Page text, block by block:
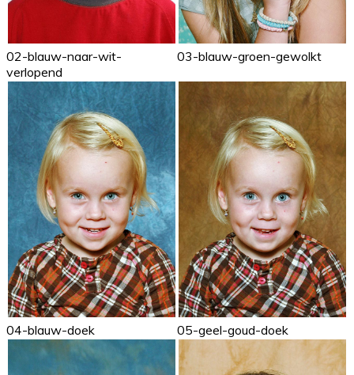
02-blauw-naar-wit-
verlopend
03-blauw-groen-gewolkt
04-blauw-doek 05-geel-goud-doek